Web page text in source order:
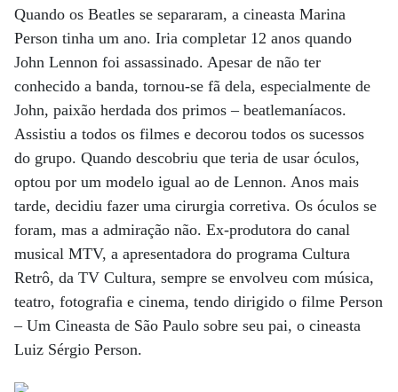
Quando os Beatles se separaram, a cineasta Marina
Person tinha um ano. Iria completar 12 anos quando
John Lennon foi assassinado. Apesar de não ter
conhecido a banda, tornou-se fã dela, especialmente de
John, paixão herdada dos primos – beatlemaníacos.
Assistiu a todos os filmes e decorou todos os sucessos
do grupo. Quando descobriu que teria de usar óculos,
optou por um modelo igual ao de Lennon. Anos mais
tarde, decidiu fazer uma cirurgia corretiva. Os óculos se
foram, mas a admiração não. Ex-produtora do canal
musical MTV, a apresentadora do programa Cultura
Retrô, da TV Cultura, sempre se envolveu com música,
teatro, fotografia e cinema, tendo dirigido o filme Person
– Um Cineasta de São Paulo sobre seu pai, o cineasta
Luiz Sérgio Person.